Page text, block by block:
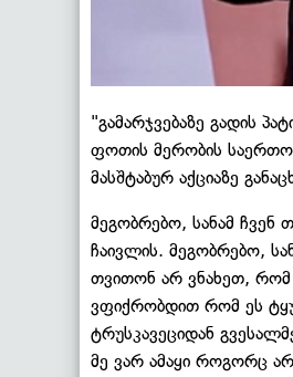
"გამარჯვებაზე გადის
ფოთის მერობის საერთო
მასშტაბურ აქციაზე
მეგობრებო, სანამ ჩვენ
ჩაივლის. მეგობრებო,
თვითონ არ ვნახეთ, რომ
ვფიქრობდით რომ ეს
ტრუსკავეციდან
მე ვარ ამაყი როგორც